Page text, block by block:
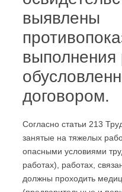
выявлены
выполнения
договором.
Согласно статьи 213
занятые на тяжелых
опасными условиями
работах), работах,
должны проходить